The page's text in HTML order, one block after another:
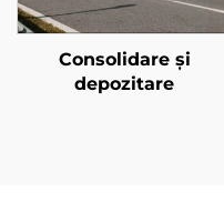
Consolidare și
depozitare